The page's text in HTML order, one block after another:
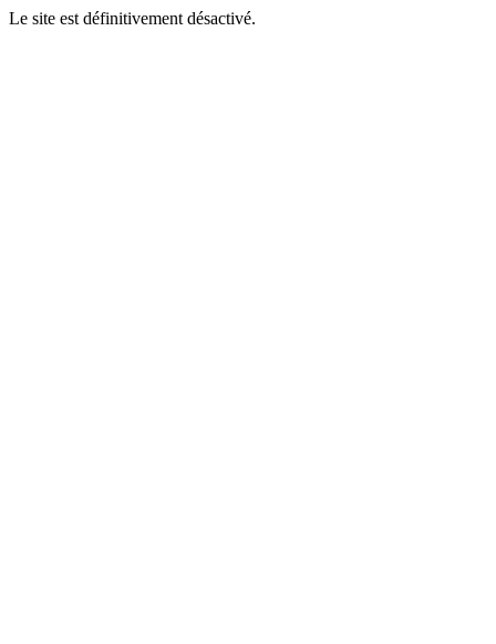
Le site est définitivement désactivé.